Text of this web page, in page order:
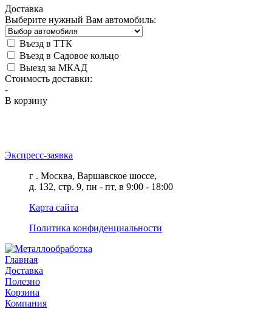
Доставка
Выберите нужный Вам автомобиль:
Въезд в ТТК
Въезд в Садовое кольцо
Выезд за МКАД
Стоимость доставки:
-
В корзину
Экспресс-заявка
г . Москва, Варшавское шоссе,
д. 132, стр. 9, пн - пт, в 9:00 - 18:00
Карта сайта
Политика конфиденциальности
Главная
Доставка
Полезно
Корзина
Компания